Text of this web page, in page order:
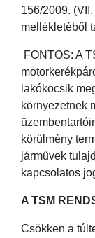
156/2009.
mellékletéből
FONTOS: A
lakókocsik
környezetnek
körülmény
járművek
kapcsolatos
A TSM
Csökken a